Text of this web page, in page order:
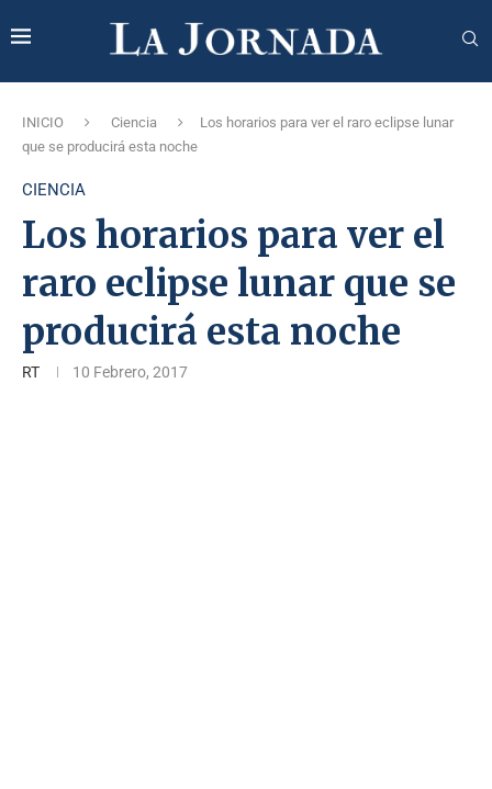
INICIO Ciencia
Los horarios para ver el raro eclipse lunar
que se producirá esta noche
CIENCIA
Los horarios para ver el
raro eclipse lunar que se
producirá esta noche
RT 10 Febrero, 2017